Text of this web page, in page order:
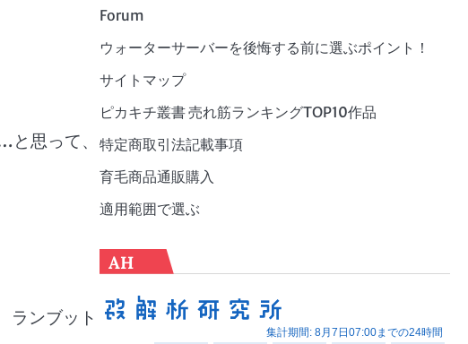
思って、
ランブット
Forum
ウォーターサーバーを後悔する前に選ぶポイント！
サイトマップ
ピカキチ叢書 売れ筋ランキングTOP10作品
特定商取引法記載事項
育毛商品通販購入
適用範囲で選ぶ
AH